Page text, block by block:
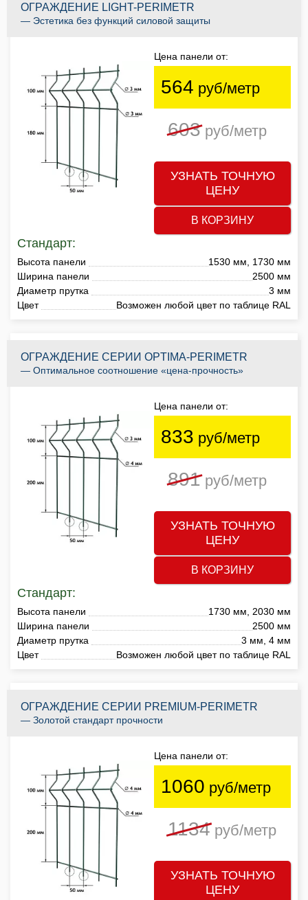
ОГРАЖДЕНИЕ LIGHT-PERIMETR
— Эстетика без функций силовой защиты
Цена панели от:
564 руб/метр
603руб/метр
УЗНАТЬ ТОЧНУЮ
ЦЕНУ
В КОРЗИНУ
Стандарт:
Высота панели
1530 мм, 1730 мм
Ширина панели
2500 мм
Диаметр прутка
3 мм
Цвет
Возможен любой цвет по таблице RAL
ОГРАЖДЕНИЕ СЕРИИ OPTIMA-PERIMETR
— Оптимальное соотношение «цена-прочность»
Цена панели от:
833 руб/метр
891руб/метр
УЗНАТЬ ТОЧНУЮ
ЦЕНУ
В КОРЗИНУ
Стандарт:
Высота панели
1730 мм, 2030 мм
Ширина панели
2500 мм
Диаметр прутка
3 мм, 4 мм
Цвет
Возможен любой цвет по таблице RAL
ОГРАЖДЕНИЕ СЕРИИ PREMIUM-PERIMETR
— Золотой стандарт прочности
Цена панели от:
1060 руб/метр
1134руб/метр
УЗНАТЬ ТОЧНУЮ
ЦЕНУ